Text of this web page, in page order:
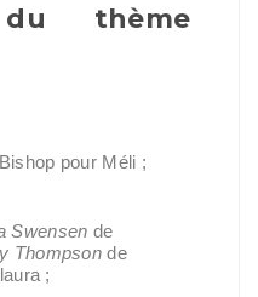
thème
pour Méli ;
Swensen de
Thompson de
;